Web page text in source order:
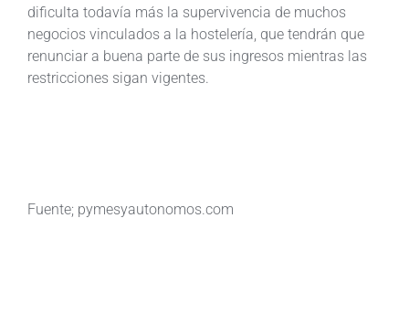
dificulta todavía más la supervivencia de muchos
negocios vinculados a la hostelería, que tendrán que
renunciar a buena parte de sus ingresos mientras las
restricciones sigan vigentes.
Fuente; pymesyautonomos.com